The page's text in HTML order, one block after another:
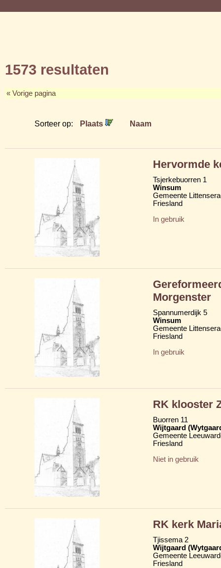
1573 resultaten
« Vorige pagina
Sorteer op: Plaats Naam
Hervormde
Tsjerkebuorren 1
Winsum
Gemeente
Friesland
In gebruik
Morgenster
Spannumerdijk 5
Winsum
Gemeente
Friesland
In gebruik
RK klooster
Buorren 11
Wijtgaard
Gemeente
Friesland
Niet in gebruik
RK kerk
Tjissema 2
Wijtgaard
Gemeente
Friesland